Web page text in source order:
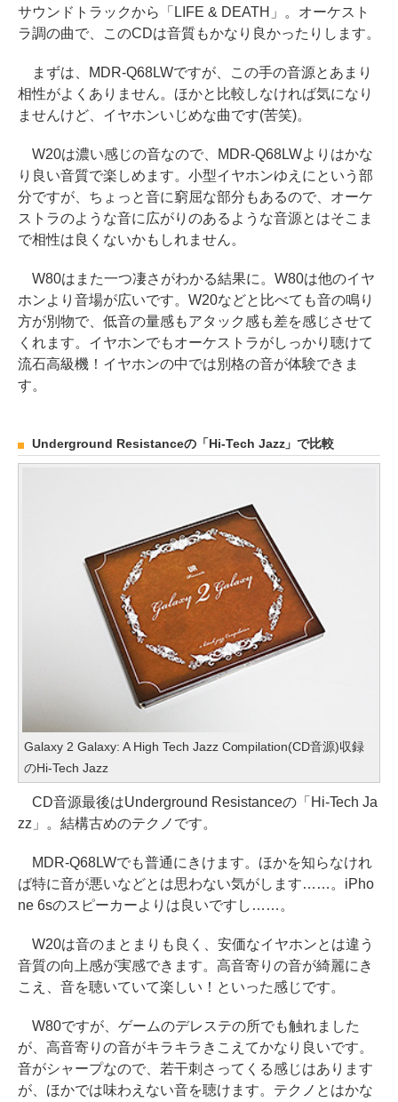
サウンドトラックから「LIFE & DEATH」。オーケスト
ラ調の曲で、このCDは音質もかなり良かったりします。
まずは、MDR-Q68LWですが、この手の音源とあまり
相性がよくありません。ほかと比較しなければ気になり
ませんけど、イヤホンいじめな曲です(苦笑)。
W20は濃い感じの音なので、MDR-Q68LWよりはかな
り良い音質で楽しめます。小型イヤホンゆえにという部
分ですが、ちょっと音に窮屈な部分もあるので、オーケ
ストラのような音に広がりのあるような音源とはそこま
で相性は良くないかもしれません。
W80はまた一つ凄さがわかる結果に。W80は他のイヤ
ホンより音場が広いです。W20などと比べても音の鳴り
方が別物で、低音の量感もアタック感も差を感じさせて
くれます。イヤホンでもオーケストラがしっかり聴けて
流石高級機！イヤホンの中では別格の音が体験できま
す。
Underground Resistanceの「Hi-Tech Jazz」で比較
Galaxy 2 Galaxy: A High Tech Jazz Compilation(CD音源)収録
のHi-Tech Jazz
CD音源最後はUnderground Resistanceの「Hi-Tech Ja
zz」。結構古めのテクノです。
MDR-Q68LWでも普通にきけます。ほかを知らなけれ
ば特に音が悪いなどとは思わない気がします……。iPho
ne 6sのスピーカーよりは良いですし……。
W20は音のまとまりも良く、安価なイヤホンとは違う
音質の向上感が実感できます。高音寄りの音が綺麗にき
こえ、音を聴いていて楽しい！といった感じです。
W80ですが、ゲームのデレステの所でも触れました
が、高音寄りの音がキラキラきこえてかなり良いです。
音がシャープなので、若干刺さってくる感じはあります
が、ほかでは味わえない音を聴けます。テクノとはかな